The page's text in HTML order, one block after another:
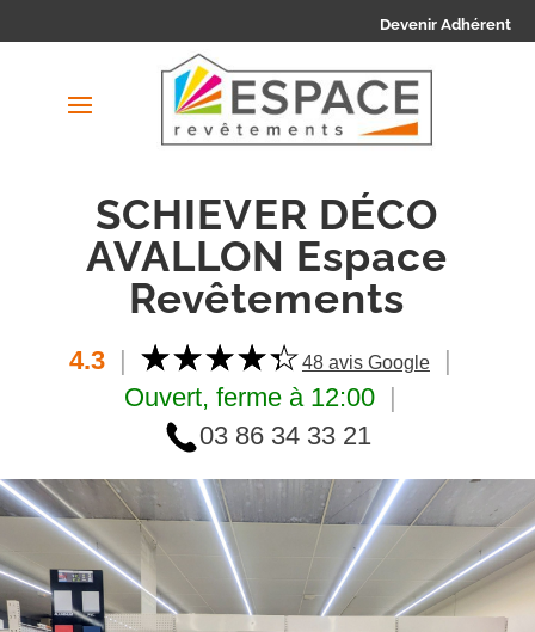
Devenir Adhérent
SCHIEVER DÉCO
AVALLON Espace
Revêtements
4.3 48 avis Google
Ouvert, ferme à 12:00
03 86 34 33 21